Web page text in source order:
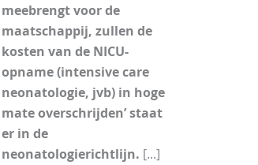
meebrengt voor de
maatschappij, zullen de
kosten van de NICU-
opname (intensive care
neonatologie, jvb) in hoge
mate overschrijden’ staat
er in de
neonatologierichtlijn. [...]